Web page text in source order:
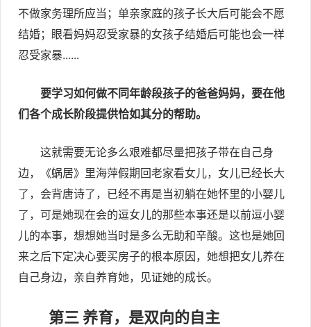
不做家务理所应当；单亲家庭的孩子长大后可能会不愿
结婚；眼看妈妈忍受家暴的女孩子结婚后可能也会一样
忍受家暴......
要学习如何做不同年龄段孩子的爸爸妈妈，要在他
们各个成长阶段提供恰如其分的帮助。
这就需要无论多么艰难都尽量把孩子带在自己身
边，《蜗居》里海萍假期回老家看女儿，女儿已经长大
了，会背唐诗了，已经不再是当初躺在她怀里的小婴儿
了，可是她现在会的逗女儿的那些本事还是以前逗小婴
儿的本事，想想她当时是多么无助和辛酸。这也是她回
来之后下定决心要买房子的根本原因，她想把女儿养在
自己身边，亲自养育她，见证她的成长。
第三 养育，是双向的自主